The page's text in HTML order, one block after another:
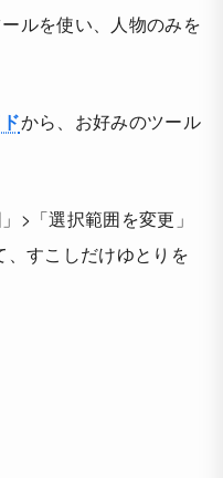
ルを使い、人物のみを
から、お好みのツール
>「選択範囲を変更」
すこしだけゆとりを